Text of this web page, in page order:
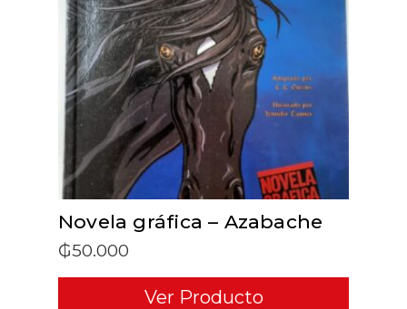
ADD TO CART
Novela gráfica – Azabache
₲50.000
Ver Producto